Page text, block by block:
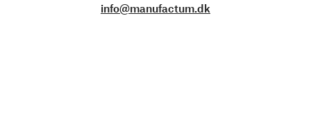
info@manufactum.dk